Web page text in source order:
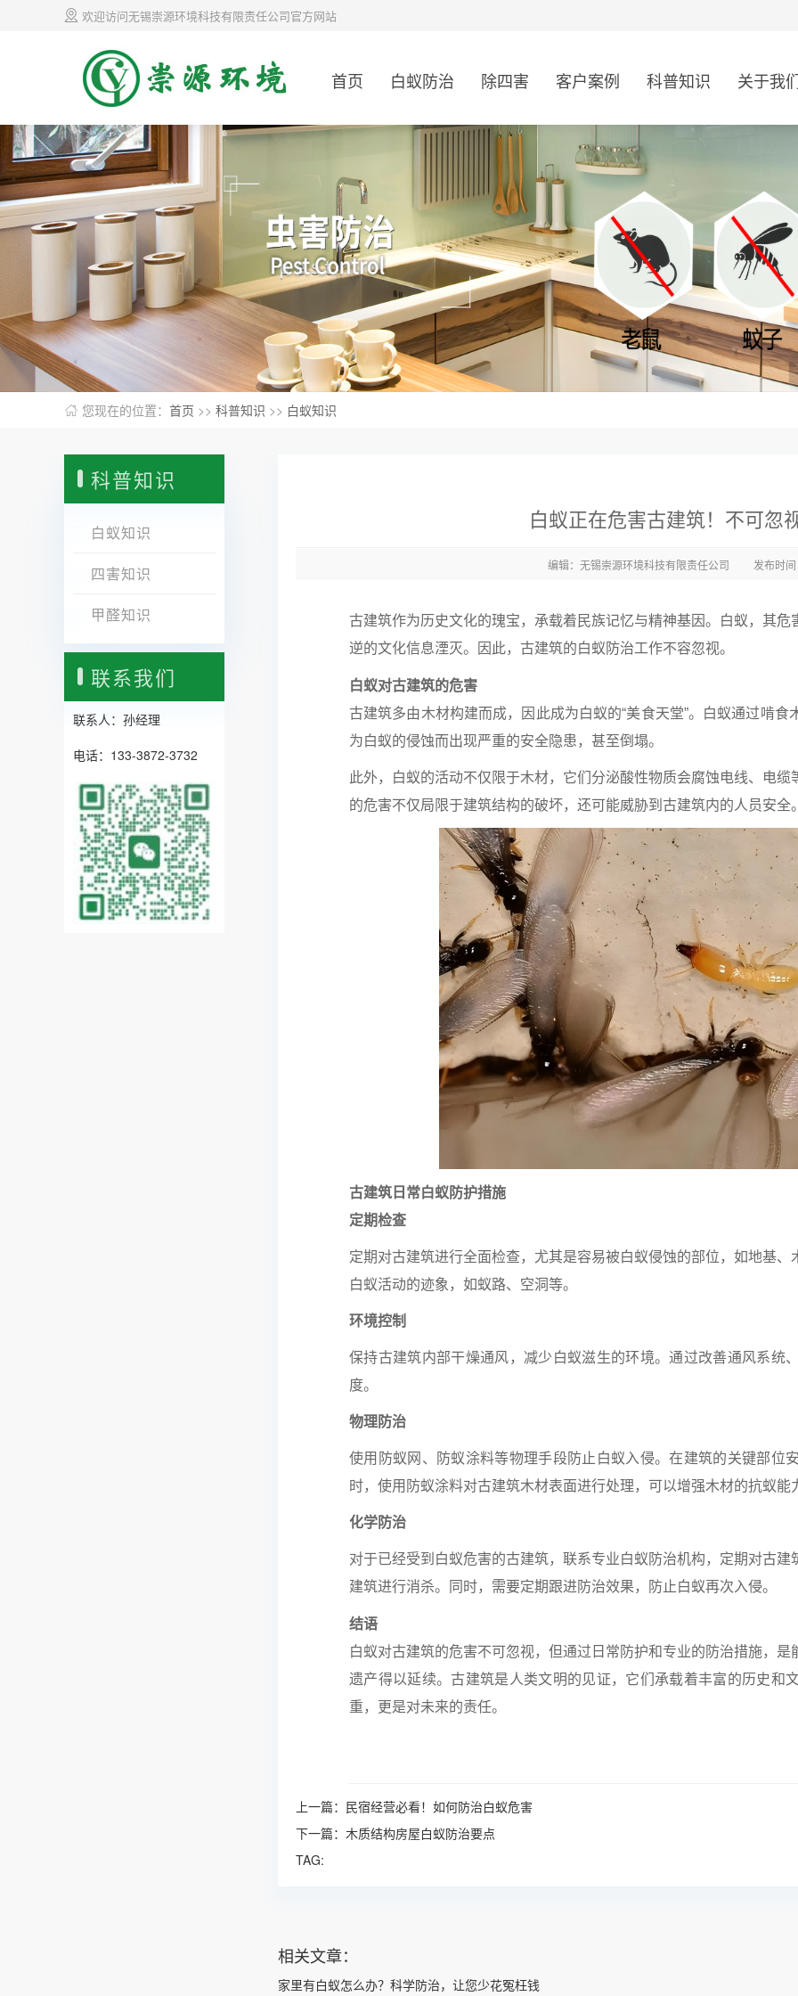
欢迎访问无锡崇源环境科技有限责任公司官方网站
首页 白蚁防治 除四害 客户案例 科普知识 关于我
您现在的位置： 首页 >> 科普知识 >> 白蚁知识
科普知识
白蚁知识
四害知识
甲醛知识
联系我们
联系人：孙经理
电话：133-3872-3732
白蚁正在危害古建筑！不可忽
编辑：无锡崇源环境科技有限责任公司 发布时
古建筑作为历史文化的瑰宝，承载着民族记忆与精神基因。白蚁，其
逆的文化信息湮灭。因此，古建筑的白蚁防治工作不容忽视。
白蚁对古建筑的危害
古建筑多由木材构建而成，因此成为白蚁的“美食天堂”。白蚁通过啃
为白蚁的侵蚀而出现严重的安全隐患，甚至倒塌。
此外，白蚁的活动不仅限于木材，它们分泌酸性物质会腐蚀电线、电
的危害不仅局限于建筑结构的破坏，还可能威胁到古建筑内的人员安全
古建筑日常白蚁防护措施
定期检查
定期对古建筑进行全面检查，尤其是容易被白蚁侵蚀的部位，如地基
白蚁活动的迹象，如蚁路、空洞等。
环境控制
保持古建筑内部干燥通风，减少白蚁滋生的环境。通过改善通风系统
度。
物理防治
使用防蚁网、防蚁涂料等物理手段防止白蚁入侵。在建筑的关键部位
时，使用防蚁涂料对古建筑木材表面进行处理，可以增强木材的抗蚁能
化学防治
对于已经受到白蚁危害的古建筑，联系专业白蚁防治机构，定期对古
建筑进行消杀。同时，需要定期跟进防治效果，防止白蚁再次入侵。
结语
白蚁对古建筑的危害不可忽视，但通过日常防护和专业的防治措施，
遗产得以延续。古建筑是人类文明的见证，它们承载着丰富的历史和
重，更是对未来的责任。
上一篇： 民宿经营必看！如何防治白蚁危害
下一篇： 木质结构房屋白蚁防治要点
TAG:
相关文章：
家里有白蚁怎么办？科学防治，让您少花冤枉钱